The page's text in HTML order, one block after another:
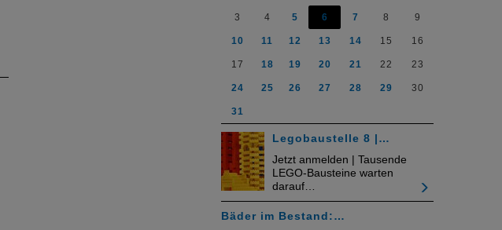
3 4 5 6 7 8 9
10 11 12 13 14 15 16
17 18 19 20 21 22 23
24 25 26 27 28 29 30
31
Legobaustelle 8 |…
Jetzt anmelden | Tausende
LEGO-Bausteine warten
darauf…
Bäder im Bestand:…